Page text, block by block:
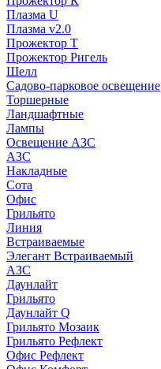
Плазма U
Плазма v2.0
Прожектор Т
Прожектор Ригель
Шелл
Садово-парковое освещение
Торшерные
Ландшафтные
Лампы
Освещение АЗС
АЗС
Накладные
Сота
Офис
Грильято
Линия
Встраиваемые
Элегант Встраиваемый
АЗС
Даунлайт
Грильято
Даунлайт Q
Грильято Мозаик
Грильято Рефлект
Офис Рефлект